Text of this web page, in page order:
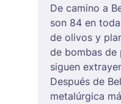
De camino a
son 84 en
de olivos y
de bombas de
siguen
Después de
metalúrgica